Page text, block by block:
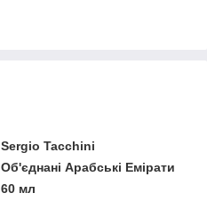
Sergio Tacchini
Об'єднані Арабські Емірати
60 мл